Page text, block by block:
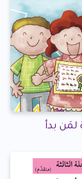
لمَن بدأ